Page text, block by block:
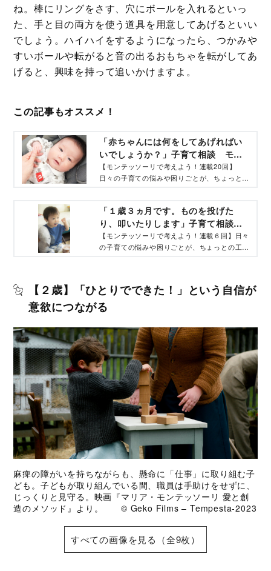
ね。棒にリングをさす、穴にボールを入れるといっ
た、手と目の両方を使う道具を用意してあげるといい
でしょう。ハイハイをするようになったら、つかみや
すいボールや転がると音の出るおもちゃを転がしてあ
げると、興味を持って追いかけますよ。
この記事もオススメ！
「赤ちゃんには何をしてあげればい
いでしょうか？」子育て相談 モン
テッソーリで考えよう！‐ コクリコ｜
講談社
【モンテッソーリで考えよう！連載20回】
日々の子育ての悩みや困りごとが、ちょっとの
ーリの考え方をお伝えします。
「１歳３ヵ月です。ものを投げた
り、叩いたりします」子育て相談
モンテッソーリで考えよう！‐コクリ
コ｜講談社
【モンテッソーリで考えよう！連載６回】日々
の子育ての悩みや困りごとが、ちょっとの工夫
【２歳】「ひとりでできた！」という自信が
意欲につながる
麻痺の障がいを持ちながらも、懸命に「仕事」に取り組む子
ども。子どもが取り組んでいる間、職員は手助けをせずに、
じっくりと見守る。映画『マリア・モンテッソーリ 愛と創
造のメソッド』より。 © Geko Films – Tempesta‐2023
すべての画像を見る（全9枚）